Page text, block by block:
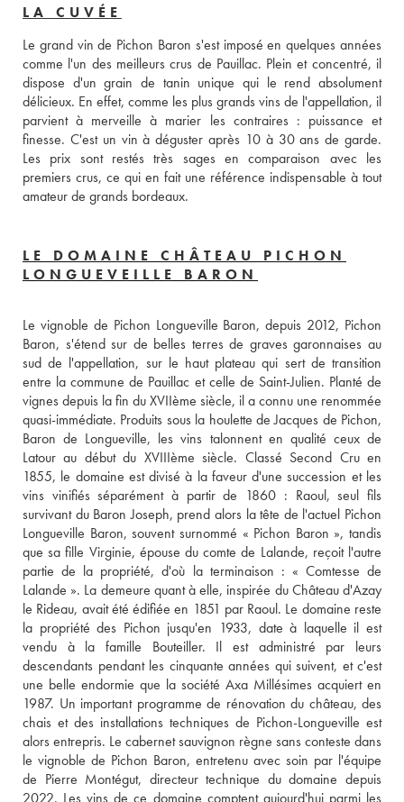
LA CUVÉE
Le grand vin de Pichon Baron s'est imposé en quelques années
comme l'un des meilleurs crus de Pauillac. Plein et concentré, il
dispose d'un grain de tanin unique qui le rend absolument
délicieux. En effet, comme les plus grands vins de l'appellation, il
parvient à merveille à marier les contraires : puissance et
finesse. C'est un vin à déguster après 10 à 30 ans de garde.
Les prix sont restés très sages en comparaison avec les
premiers crus, ce qui en fait une référence indispensable à tout
amateur de grands bordeaux.
LE DOMAINE CHÂTEAU PICHON
LONGUEVEILLE BARON
Le vignoble de Pichon Longueville Baron, depuis 2012, Pichon
Baron, s'étend sur de belles terres de graves garonnaises au
sud de l'appellation, sur le haut plateau qui sert de transition
entre la commune de Pauillac et celle de Saint-Julien. Planté de
vignes depuis la fin du XVIIème siècle, il a connu une renommée
quasi-immédiate. Produits sous la houlette de Jacques de Pichon,
Baron de Longueville, les vins talonnent en qualité ceux de
Latour au début du XVIIIème siècle. Classé Second Cru en
1855, le domaine est divisé à la faveur d'une succession et les
vins vinifiés séparément à partir de 1860 : Raoul, seul fils
survivant du Baron Joseph, prend alors la tête de l'actuel Pichon
Longueville Baron, souvent surnommé « Pichon Baron », tandis
que sa fille Virginie, épouse du comte de Lalande, reçoit l'autre
partie de la propriété, d'où la terminaison : « Comtesse de
Lalande ». La demeure quant à elle, inspirée du Château d'Azay
le Rideau, avait été édifiée en 1851 par Raoul. Le domaine reste
la propriété des Pichon jusqu'en 1933, date à laquelle il est
vendu à la famille Bouteiller. Il est administré par leurs
descendants pendant les cinquante années qui suivent, et c'est
une belle endormie que la société Axa Millésimes acquiert en
1987. Un important programme de rénovation du château, des
chais et des installations techniques de Pichon-Longueville est
alors entrepris. Le cabernet sauvignon règne sans conteste dans
le vignoble de Pichon Baron, entretenu avec soin par l'équipe
de Pierre Montégut, directeur technique du domaine depuis
2022. Les vins de ce domaine comptent aujourd'hui parmi les